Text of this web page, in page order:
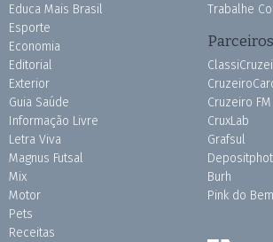
Educa Mais Brasil
Esporte
Economia
Editorial
Exterior
Guia Saúde
Informação Livre
Letra Viva
Magnus Futsal
Mix
Motor
Pets
Receitas
Trabalhe
Parceiros
Cruzeiro
CruxLab
Grafsul
Burh
Pink do